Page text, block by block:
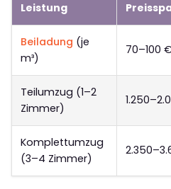
Leistung
Beiladung (je
m³)
70–100
Teilumzug (1–2
Zimmer)
Komplettumzug
(3–4 Zimmer)